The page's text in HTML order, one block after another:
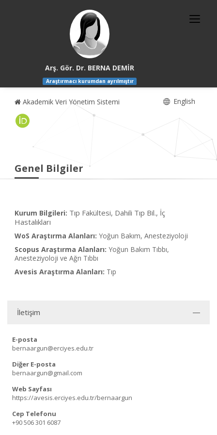
Arş. Gör. Dr. BERNA DEMİR
Araştırmacı kurumdan ayrılmıştır
Akademik Veri Yönetim Sistemi English
Genel Bilgiler
Kurum Bilgileri: Tıp Fakültesi, Dahili Tıp Bil., İç
Hastalıkları
WoS Araştırma Alanları: Yoğun Bakım, Anesteziyoloji
Scopus Araştırma Alanları: Yoğun Bakım Tıbbı,
Anesteziyoloji ve Ağrı Tıbbı
Avesis Araştırma Alanları: Tıp
İletişim
E-posta
bernaargun@erciyes.edu.tr
Diğer E-posta
bernaargun@gmail.com
Web Sayfası
https://avesis.erciyes.edu.tr/bernaargun
Cep Telefonu
+90 506 301 6087